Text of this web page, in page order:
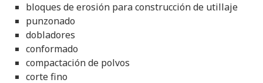
bloques de erosión para construcción de utillaje
punzonado
dobladores
conformado
compactación de polvos
corte fino